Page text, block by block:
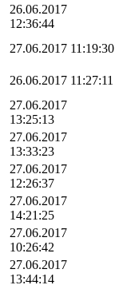
26.06.2017
12:36:44
27.06.2017 11:19:30
26.06.2017 11:27:11
27.06.2017
13:25:13
27.06.2017
13:33:23
27.06.2017
12:26:37
27.06.2017
14:21:25
27.06.2017
10:26:42
27.06.2017
13:44:14